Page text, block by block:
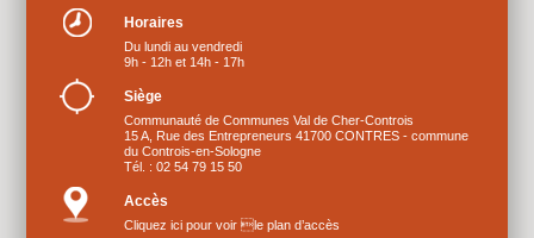
Horaires
Du lundi au vendredi
9h - 12h et 14h - 17h
Siège
Communauté de Communes Val de Cher-Controis
15 A, Rue des Entrepreneurs 41700 CONTRES - commune
du Controis-en-Sologne
Tél. : 02 54 79 15 50
Accès
Cliquez ici pour voir le plan d’accès